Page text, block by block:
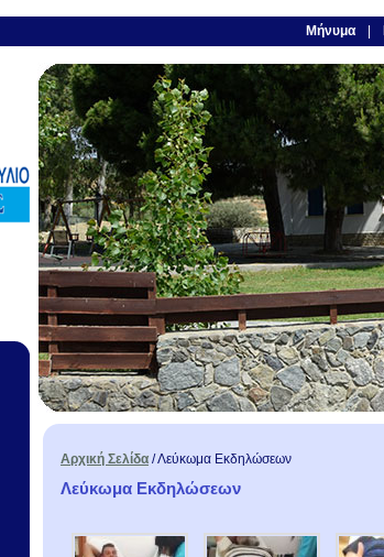
Μήνυμα
Αρχική Σελίδα /Λεύκωμα Εκδηλώσεων
Λεύκωμα Εκδηλώσεων